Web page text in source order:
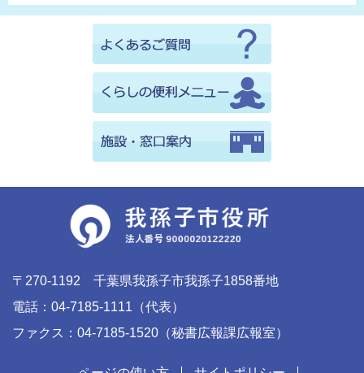
〒270-1192 千葉県我孫子市我孫子1858番地
電話：04-7185-1111（代表）
ファクス：04-7185-1520（秘書広報課広報室）